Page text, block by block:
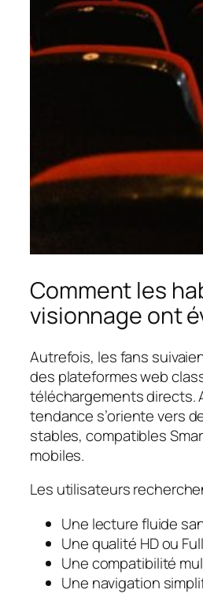
Comment les
visionnage ont
Autrefois, les fans
des plateformes web
téléchargements directs.
tendance s’oriente vers
stables, compatibles
mobiles.
Les utilisateurs
Une lecture fluide
Une qualité HD ou
Une compatibilité
Une navigation